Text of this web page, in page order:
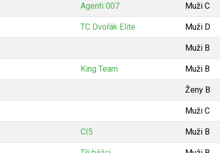
Agenti 007 Muži C
TC Dvořák Elite Muži D
Muži B
King Team Muži B
Ženy B
Muži C
CI5 Muži B